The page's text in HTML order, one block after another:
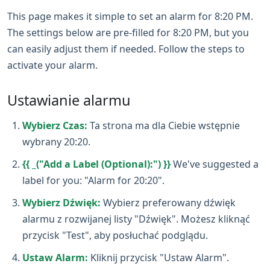
This page makes it simple to set an alarm for 8:20 PM.
The settings below are pre-filled for 8:20 PM, but you
can easily adjust them if needed. Follow the steps to
activate your alarm.
Ustawianie alarmu
Wybierz Czas: Ta strona ma dla Ciebie wstępnie
wybrany 20:20.
{{ _("Add a Label (Optional):") }}We've suggested a
label for you: "Alarm for 20:20".
Wybierz Dźwięk: Wybierz preferowany dźwięk
alarmu z rozwijanej listy "Dźwięk". Możesz kliknąć
przycisk "Test", aby posłuchać podglądu.
Ustaw Alarm: Kliknij przycisk "Ustaw Alarm".